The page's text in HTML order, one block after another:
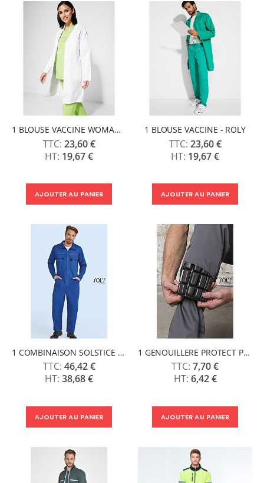
1 BLOUSE VACCINE WOMAN - ROLY
23,60 €
19,67 €
AJOUTER AU PANIER
1 BLOUSE VACCINE - ROLY
23,60 €
19,67 €
AJOUTER AU PANIER
1 COMBINAISON SOLSTICE PRO - SOLS
46,42 €
38,68 €
AJOUTER AU PANIER
1 GENOUILLERE PROTECT PRO - SOLS
7,70 €
6,42 €
AJOUTER AU PANIER